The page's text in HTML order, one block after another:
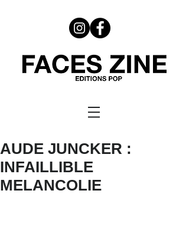
AUDE JUNCKER :
INFAILLIBLE
MELANCOLIE